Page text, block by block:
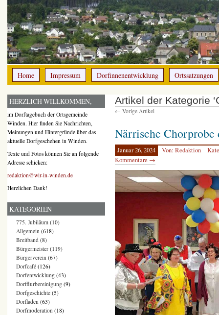
Home Impressum Dorfinnenentwicklung Ortssatzungen
Artikel der Kategorie
← Vorige Artikel
Närrische Chorprobe
Januar 26, 2024 Von: Redaktion
Kommentare →
HERZLICH WILLKOMMEN,
im Dorftagebuch der Ortsgemeinde
Winden. Hier finden Sie Nachrichten,
Meinungen und Hintergründe über das
aktuelle Dorfgeschehen in Winden.
Texte und Fotos können Sie an folgende
Adresse schicken:
redaktion@wir-in-winden.de
Herzlichen Dank!
KATEGORIEN
775. Jubiläum (10)
Allgemein (618)
Breitband (8)
Bürgermeister (119)
Bürgerverein (67)
Dorfcafé (126)
Dorfentwicklung (43)
Dorfflurbereinigung (9)
Dorfgeschichte (5)
Dorfladen (63)
Dorfmoderation (18)